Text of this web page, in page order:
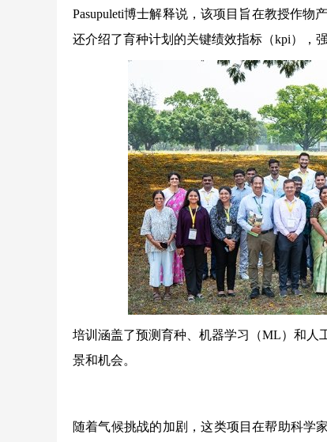
Pasupuleti博士解释说，该项目旨在教授作
还介绍了育种计划的关键绩效指标（kpi），
培训涵盖了预测育种、机器学习（ML）和人
景和机会。
随着气候挑战的加剧，这类项目在帮助科学